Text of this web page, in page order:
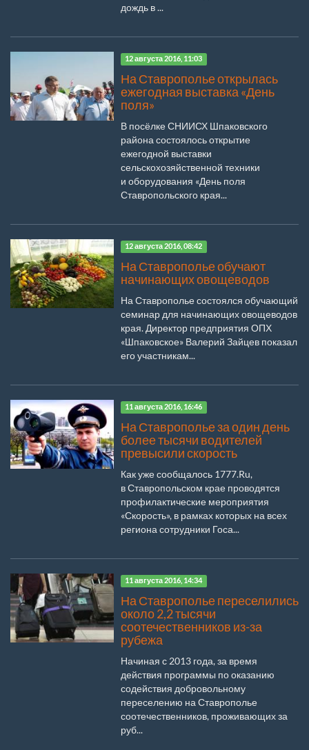
дождь в ...
12 августа 2016, 11:03
На Ставрополье открылась
ежегодная выставка «День
поля»
В посёлке СНИИСХ Шпаковского
района состоялось открытие
ежегодной выставки
сельскохозяйственной техники
и оборудования «День поля
Ставропольского края...
12 августа 2016, 08:42
На Ставрополье обучают
начинающих овощеводов
На Ставрополье состоялся обучающий
семинар для начинающих овощеводов
края. Директор предприятия ОПХ
«Шпаковское» Валерий Зайцев показал
его участникам...
11 августа 2016, 16:46
На Ставрополье за один день
более тысячи водителей
превысили скорость
Как уже сообщалось 1777.Ru,
в Ставропольском крае проводятся
профилактические мероприятия
«Скорость», в рамках которых на всех
региона сотрудники Госа...
11 августа 2016, 14:34
На Ставрополье переселились
около 2,2 тысячи
соотечественников из-за
рубежа
Начиная с 2013 года, за время
действия программы по оказанию
содействия добровольному
переселению на Ставрополье
соотечественников, проживающих за
руб...